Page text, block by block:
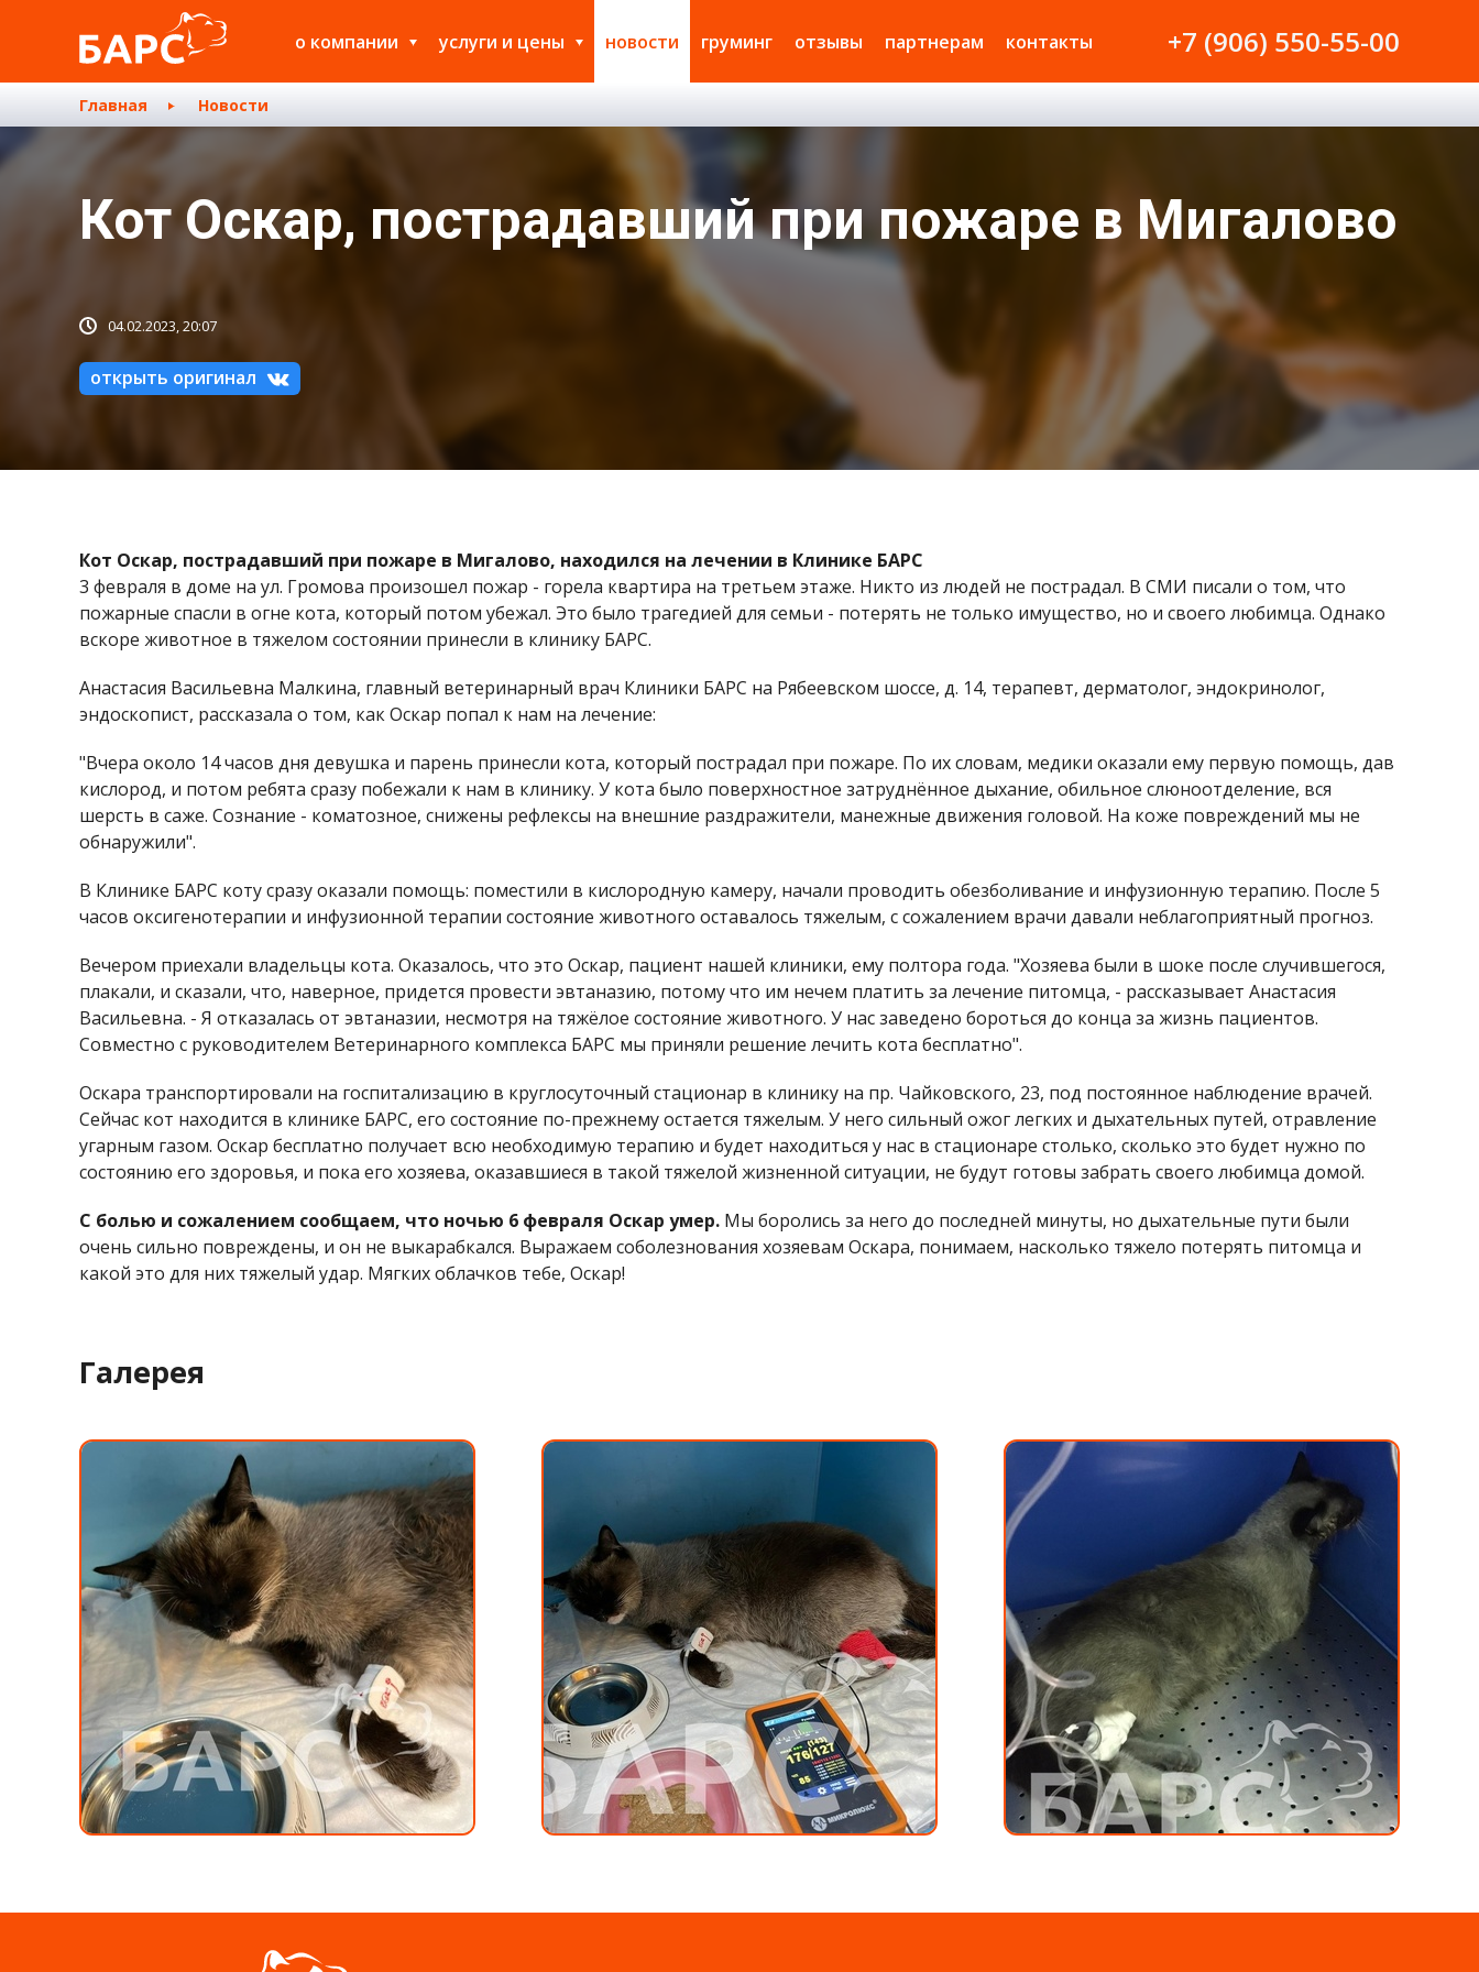
о компании услуги и цены новости груминг отзывы партнерам контакты +7 (906) 550-55-00
Главная Новости
Кот Оскар, пострадавший при пожаре в Мигалово
04.02.2023, 20:07
открыть оригинал
Кот Оскар, пострадавший при пожаре в Мигалово, находился на лечении в Клинике БАРС
3 февраля в доме на ул. Громова произошел пожар - горела квартира на третьем этаже. Никто из людей не пострадал. В СМИ писали о том, что
пожарные спасли в огне кота, который потом убежал. Это было трагедией для семьи - потерять не только имущество, но и своего любимца. Однако
вскоре животное в тяжелом состоянии принесли в клинику БАРС.
Анастасия Васильевна Малкина, главный ветеринарный врач Клиники БАРС на Рябеевском шоссе, д. 14, терапевт, дерматолог, эндокринолог,
эндоскопист, рассказала о том, как Оскар попал к нам на лечение:
"Вчера около 14 часов дня девушка и парень принесли кота, который пострадал при пожаре. По их словам, медики оказали ему первую помощь, дав
кислород, и потом ребята сразу побежали к нам в клинику. У кота было поверхностное затруднённое дыхание, обильное слюноотделение, вся
шерсть в саже. Сознание - коматозное, снижены рефлексы на внешние раздражители, манежные движения головой. На коже повреждений мы не
обнаружили".
В Клинике БАРС коту сразу оказали помощь: поместили в кислородную камеру, начали проводить обезболивание и инфузионную терапию. После 5
часов оксигенотерапии и инфузионной терапии состояние животного оставалось тяжелым, с сожалением врачи давали неблагоприятный прогноз.
Вечером приехали владельцы кота. Оказалось, что это Оскар, пациент нашей клиники, ему полтора года. "Хозяева были в шоке после случившегося,
плакали, и сказали, что, наверное, придется провести эвтаназию, потому что им нечем платить за лечение питомца, - рассказывает Анастасия
Васильевна. - Я отказалась от эвтаназии, несмотря на тяжёлое состояние животного. У нас заведено бороться до конца за жизнь пациентов.
Совместно с руководителем Ветеринарного комплекса БАРС мы приняли решение лечить кота бесплатно".
Оскара транспортировали на госпитализацию в круглосуточный стационар в клинику на пр. Чайковского, 23, под постоянное наблюдение врачей.
Сейчас кот находится в клинике БАРС, его состояние по-прежнему остается тяжелым. У него сильный ожог легких и дыхательных путей, отравление
угарным газом. Оскар бесплатно получает всю необходимую терапию и будет находиться у нас в стационаре столько, сколько это будет нужно по
состоянию его здоровья, и пока его хозяева, оказавшиеся в такой тяжелой жизненной ситуации, не будут готовы забрать своего любимца домой.
С болью и сожалением сообщаем, что ночью 6 февраля Оскар умер. Мы боролись за него до последней минуты, но дыхательные пути были
очень сильно повреждены, и он не выкарабкался. Выражаем соболезнования хозяевам Оскара, понимаем, насколько тяжело потерять питомца и
какой это для них тяжелый удар. Мягких облачков тебе, Оскар!
Галерея